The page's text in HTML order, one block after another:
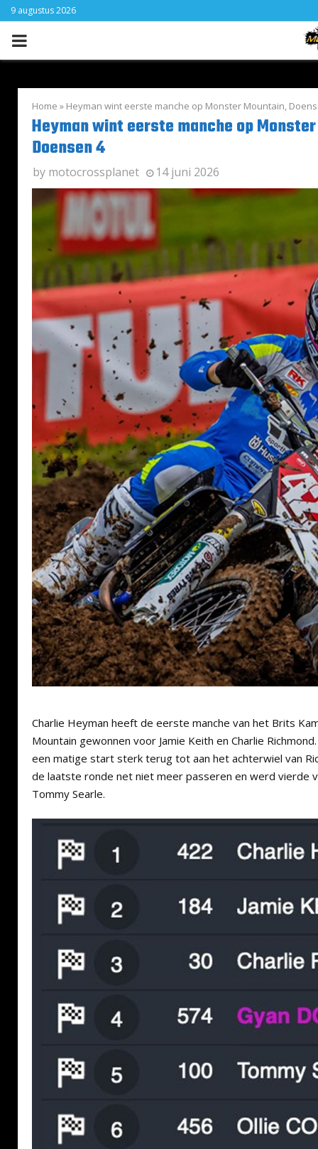
9 augustus 2026
PRIMARY
Home » Heyman wint eerste manche op Monster Mountain,
Heyman wint eerste manche op
Doensen 4
by motocrossplanet 14 juni 2026
Charlie Heyman heeft de eerste manche van het Brits
Mountain gewonnen voor Jamie Keith en Charlie
een matige start sterk terug tot aan het achterwiel van
de laatste ronde net niet meer passeren en werd vierde
Tommy Searle.